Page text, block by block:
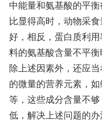
中能量和氨基酸的平
比显得高时，动物采
好，相反，蛋白质利
料的氨基酸含量不平衡
除上述因素外，还应
的微量的营养元素，
等，这些成分含量不
低，解决上述问题的